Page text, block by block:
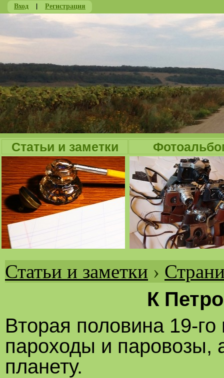
Вход | Регистрация
Статьи и заметки
Вы
Статьи и заметки ›
К
Вторая половина 19-
пароходы и паровозы,
планету.